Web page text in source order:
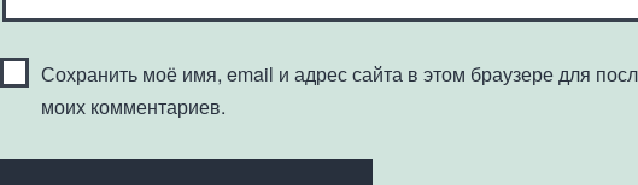
Сохранить моё имя, email и адрес сайта в этом браузере для
моих комментариев.